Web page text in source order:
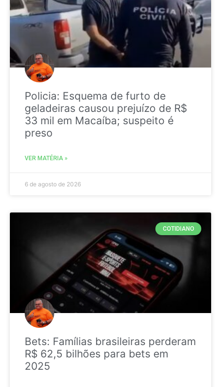
Policia: Esquema de furto de
geladeiras causou prejuízo de R$
33 mil em Macaíba; suspeito é
preso
VER MATÉRIA »
6 de agosto de 2026
COTIDIANO
Bets: Famílias brasileiras perderam
R$ 62,5 bilhões para bets em
2025